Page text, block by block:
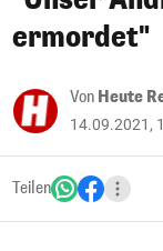
ermordet"
Von Heute
14.09.2021,
Teilen